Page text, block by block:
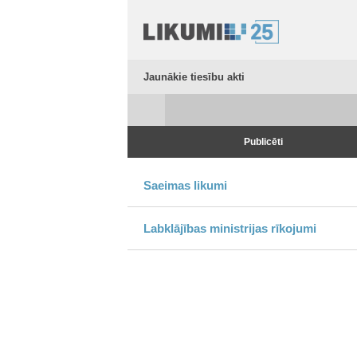
Jaunākie tiesību akti
Publicēti
Saeimas likumi
Labklājības ministrijas rīkojumi